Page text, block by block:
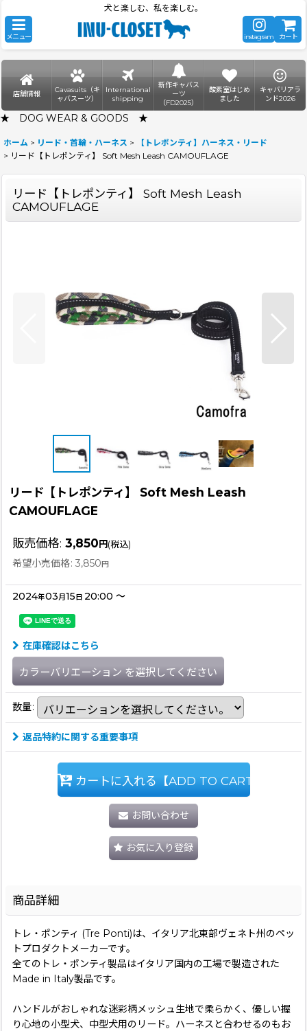
犬と楽しむ、私を楽しむ。
メニュー instagram カート
店舗情報
Cavasuits（キ
ャバスーツ）
International
shipping
新作キャバス
ーツ
（FD2025）
酸素室はじめ
ました
キャバリアラ
ンド2026
★ DOG WEAR & GOODS ★
ホーム > リード・首輪・ハーネス >
【トレポンティ】ハーネス・リード
> リード【トレポンティ】 Soft Mesh Leash CAMOUFLAGE
リード【トレポンティ】 Soft Mesh Leash
CAMOUFLAGE
リード【トレポンティ】 Soft Mesh Leash
CAMOUFLAGE
販売価格: 3,850円(税込)
希望小売価格: 3,850円
2024年03月 15日 20:00 ～
在庫確認はこちら
カラーバリエーション を選択してください
数量:
返品特約に関する重要事項
カートに入れる【ADD TO CART】
お問い合わせ
お気に入り登録
商品詳細
トレ・ポンティ (Tre Ponti)は、イタリア北東部ヴェネト州のペッ
トプロダクトメーカーです。
全てのトレ・ポンティ製品はイタリア国内の工場で製造された
Made in Italy製品です。
ハンドルがおしゃれな迷彩柄メッシュ生地で柔らかく、優しい握
り心地の小型犬、中型犬用のリード。ハーネスと合わせるのもお